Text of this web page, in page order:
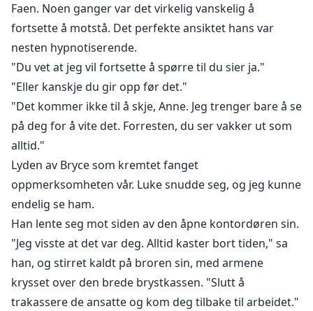
Faen. Noen ganger var det virkelig vanskelig å
fortsette å motstå. Det perfekte ansiktet hans var
nesten hypnotiserende.
"Du vet at jeg vil fortsette å spørre til du sier ja."
"Eller kanskje du gir opp før det."
"Det kommer ikke til å skje, Anne. Jeg trenger bare å se
på deg for å vite det. Forresten, du ser vakker ut som
alltid."
Lyden av Bryce som kremtet fanget
oppmerksomheten vår. Luke snudde seg, og jeg kunne
endelig se ham.
Han lente seg mot siden av den åpne kontordøren sin.
"Jeg visste at det var deg. Alltid kaster bort tiden," sa
han, og stirret kaldt på broren sin, med armene
krysset over den brede brystkassen. "Slutt å
trakassere de ansatte og kom deg tilbake til arbeidet."